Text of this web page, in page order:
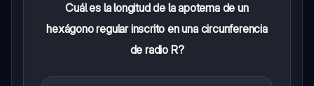
Cuál es la longitud de la apotema de un
hexágono regular inscrito en una circunferencia
de radio R?